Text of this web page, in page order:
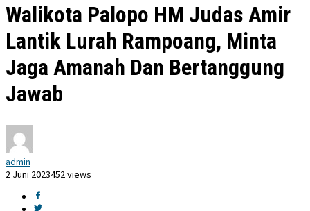
Walikota Palopo HM Judas Amir
Lantik Lurah Rampoang, Minta
Jaga Amanah Dan Bertanggung
Jawab
admin
2 Juni 2023452 views